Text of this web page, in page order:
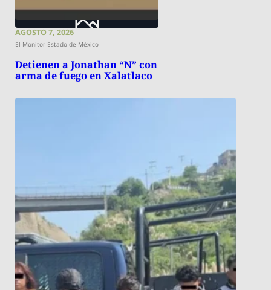
AGOSTO 7, 2026
El Monitor Estado de México
Detienen a Jonathan “N” con
arma de fuego en Xalatlaco